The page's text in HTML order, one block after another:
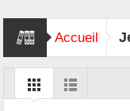
Accueil